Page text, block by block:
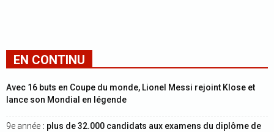
EN CONTINU
Avec 16 buts en Coupe du monde, Lionel Messi rejoint Klose et
lance son Mondial en légende
9e année : plus de 32.000 candidats aux examens du diplôme de